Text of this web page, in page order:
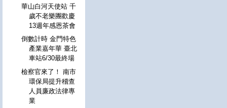
華山白河天使站 千
歲不老樂團歡慶
13週年感恩茶會
倒數計時 金門特色
產業嘉年華 臺北
車站6/30最終場
檢察官來了！ 南市
環保局提升稽查
人員廉政法律專
業